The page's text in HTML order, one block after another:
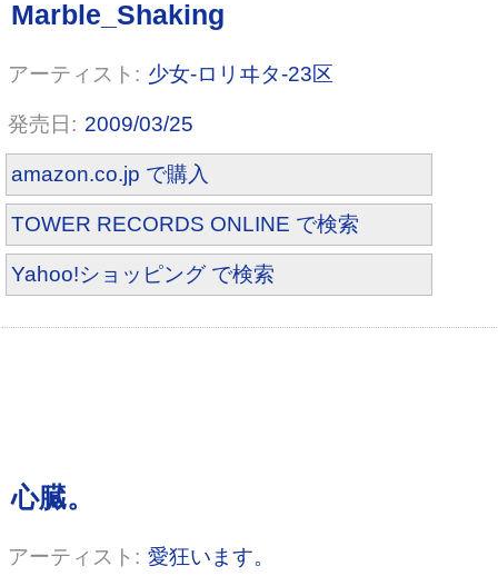
少女-ロリヰタ-23区
2009/03/25
amazon.co.jp で購入
TOWER RECORDS ONLINE で検索
Yahoo!ショッピング で検索
愛狂います。